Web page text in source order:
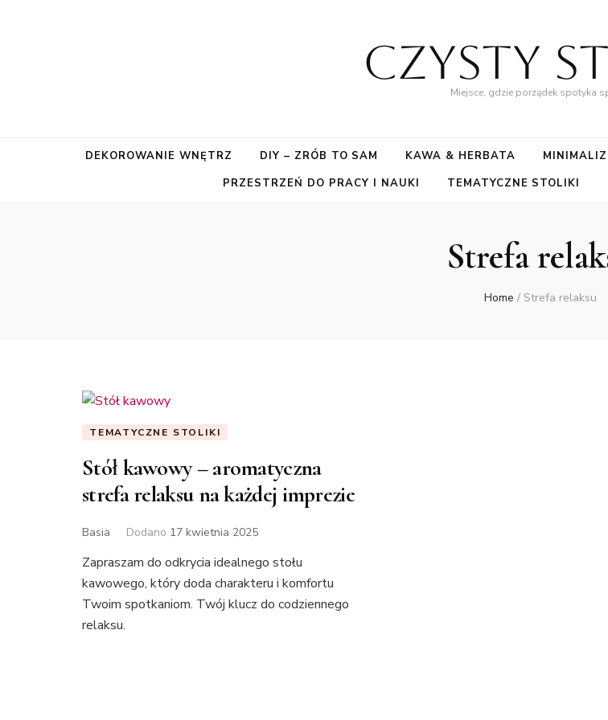
Czysty
Miejsce, gdzie porządek spotyka
DEKOROWANIE WNĘTRZ DIY – ZRÓB TO SAM KAWA & HERBATA
PRZESTRZEŃ DO PRACY I NAUKI
TEMATYCZNE STOLIKI
Strefa
Home / Strefa relaksu
TEMATYCZNE STOLIKI
Stół kawowy – aromatyczna
strefa relaksu na każdej imprezie
Basia Dodano 17 kwietnia 2025
Zapraszam do odkrycia idealnego stołu
kawowego, który doda charakteru i komfortu
Twoim spotkaniom. Twój klucz do codziennego
relaksu.